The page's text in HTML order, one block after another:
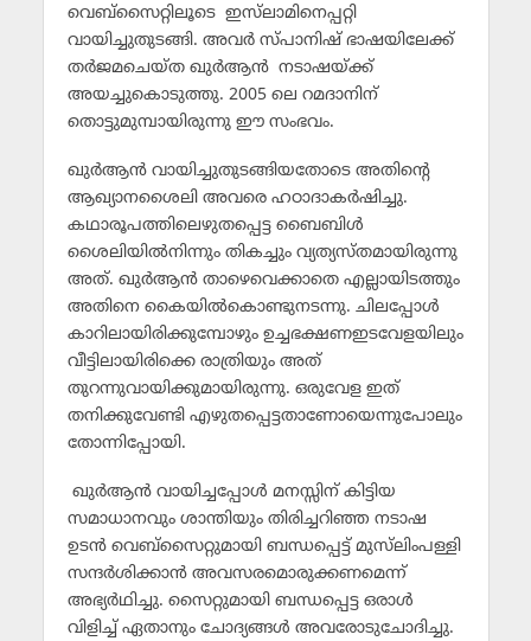
വെബ്‌സൈറ്റിലൂടെ ഇസ്‌ലാമിനെപ്പറ്റി
വായിച്ചുതുടങ്ങി. അവര്‍ സ്പാനിഷ് ഭാഷയിലേക്ക്
തര്‍ജമചെയ്ത ഖുര്‍ആന്‍ നടാഷയ്ക്ക്
അയച്ചുകൊടുത്തു. 2005 ലെ റമദാനിന്
തൊട്ടുമുമ്പായിരുന്നു ഈ സംഭവം.
ഖുര്‍ആന്‍ വായിച്ചുതുടങ്ങിയതോടെ അതിന്റെ
ആഖ്യാനശൈലി അവരെ ഹഠാദാകര്‍ഷിച്ചു.
കഥാരൂപത്തിലെഴുതപ്പെട്ട ബൈബിള്‍
ശൈലിയില്‍നിന്നും തികച്ചും വ്യത്യസ്തമായിരുന്നു
അത്. ഖുര്‍ആന്‍ താഴെവെക്കാതെ എല്ലായിടത്തും
അതിനെ കൈയില്‍കൊണ്ടുനടന്നു. ചിലപ്പോള്‍
കാറിലായിരിക്കുമ്പോഴും ഉച്ചഭക്ഷണഇടവേളയിലും
വീട്ടിലായിരിക്കെ രാത്രിയും അത്
തുറന്നുവായിക്കുമായിരുന്നു. ഒരുവേള ഇത്
തനിക്കുവേണ്ടി എഴുതപ്പെട്ടതാണോയെന്നുപോലും
തോന്നിപ്പോയി.
ഖുര്‍ആന്‍ വായിച്ചപ്പോള്‍ മനസ്സിന് കിട്ടിയ
സമാധാനവും ശാന്തിയും തിരിച്ചറിഞ്ഞ നടാഷ
ഉടന്‍ വെബ്‌സൈറ്റുമായി ബന്ധപ്പെട്ട് മുസ്‌ലിംപള്ളി
സന്ദര്‍ശിക്കാന്‍ അവസരമൊരുക്കണമെന്ന്
അഭ്യര്‍ഥിച്ചു. സൈറ്റുമായി ബന്ധപ്പെട്ട ഒരാള്‍
വിളിച്ച് ഏതാനും ചോദ്യങ്ങള്‍ അവരോടുചോദിച്ചു.